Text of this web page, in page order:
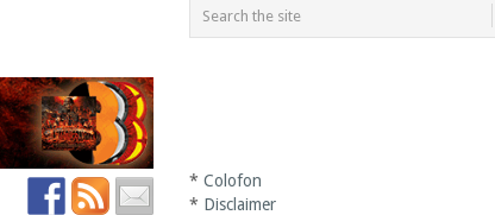
*Colofon
* Disclaimer